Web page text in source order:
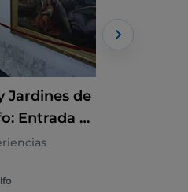
Jardines de
Entrada +